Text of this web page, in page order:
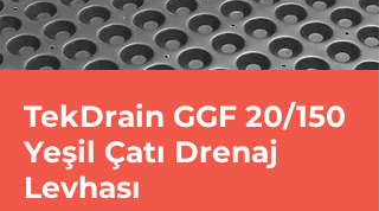
TekDrain GGF 20/150
Yeşil Çatı Drenaj
Levhası